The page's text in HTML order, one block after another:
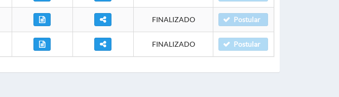
FINALIZADO Postular
FINALIZADO Postular